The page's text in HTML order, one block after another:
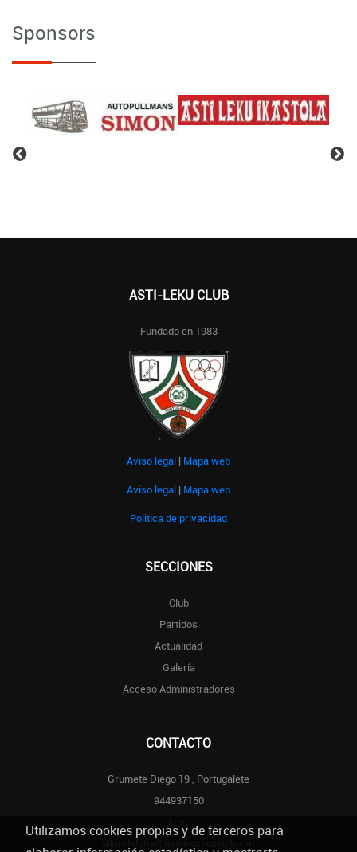
Sponsors
ASTI-LEKU CLUB
Fundado en 1983
Aviso legal | Mapa web
Aviso legal | Mapa web
Politica de privacidad
SECCIONES
Club
Partidos
Actualidad
Galería
Acceso Administradores
CONTACTO
Grumete Diego 19 , Portugalete
944937150
Utilizamos cookies propias y de terceros para